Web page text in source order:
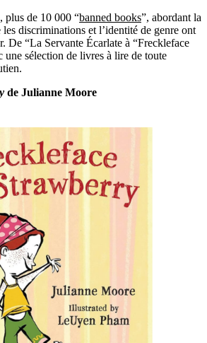
plus de 10 000 “banned books”, abordant la
discriminations et l’identité de genre ont
De “La Servante Écarlate à “Freckleface
sélection de livres à lire de toute
de Julianne Moore